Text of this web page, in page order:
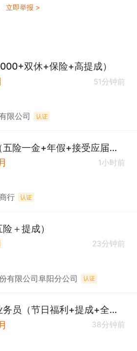
立即举报 >
双休+保险+高提成）
51分钟前
限公司 认证
制冷设备业务员（五险一金+年假+接受应届生）
1小时前
行 认证
＋提成）
23分钟前
有限公司阜阳分公司 认证
【金龙鱼】城区业务员（节日福利+提成+全勤奖）
38分钟前